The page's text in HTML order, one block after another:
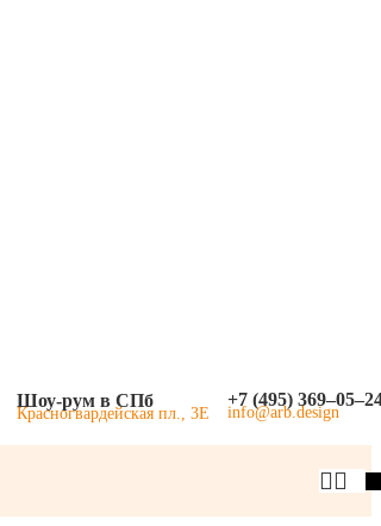
Шоу-рум в СПб
Красногвардейская пл., 3Е
+7 (495)
info@arb.design